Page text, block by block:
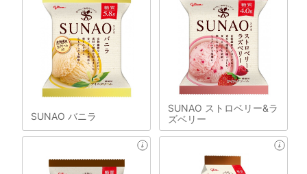
SUNAO バニラ
SUNAO ストロベリー&ラ
ズベリー